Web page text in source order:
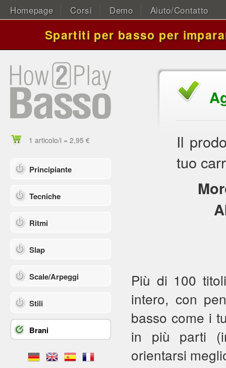
Homepage Corsi Demo Aiuto/Contatto
Spartiti per basso per
1 articolo/i = 2,95 €
Principiante
Tecniche
Ritmi
Slap
Scale/Arpeggi
Stili
Brani
Il
tuo
Più di 100
intero, con
basso come i
in più parti
orientarsi